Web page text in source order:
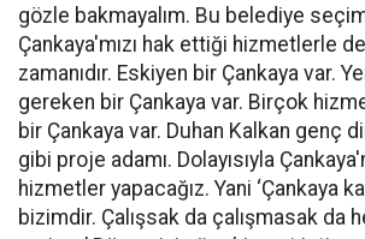
gözle bakmayalım. Bu belediye
Çankaya'mızı hak ettiği hizmetlerle
zamanıdır. Eskiyen bir Çankaya var.
gereken bir Çankaya var. Birçok
bir Çankaya var. Duhan Kalkan genç
gibi proje adamı. Dolayısıyla
hizmetler yapacağız. Yani ‘Çankaya
bizimdir. Çalışsak da çalışmasak da